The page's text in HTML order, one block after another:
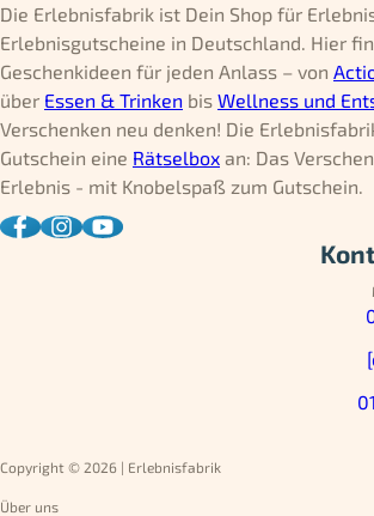
Die Erlebnisfabrik ist Dein Shop für
Erlebnisgutscheine in Deutschland. Hier
Geschenkideen für jeden Anlass – von
über Essen & Trinken bis Wellness und
Verschenken neu denken! Die
Gutschein eine Rätselbox an: Das
Erlebnis - mit Knobelspaß zum Gutschein.
Copyright © 2026 | Erlebnisfabrik
Über uns